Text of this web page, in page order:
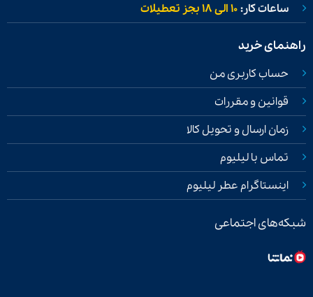
ساعات کار:۱۰ الی ۱۸ بجز تعطیلات
راهنمای خرید
حساب کاربری من
قوانین و مقررات
زمان ارسال و تحویل کالا
تماس با لیلیوم
اینستاگرام عطر لیلیوم
شبکه‌های اجتماعی